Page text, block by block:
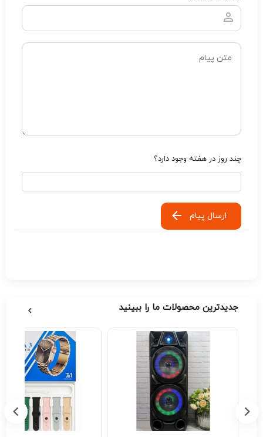
چند روز در هفته وجود دارد؟
ارسال پیام
جدیدترین محصولات ما را ببینید